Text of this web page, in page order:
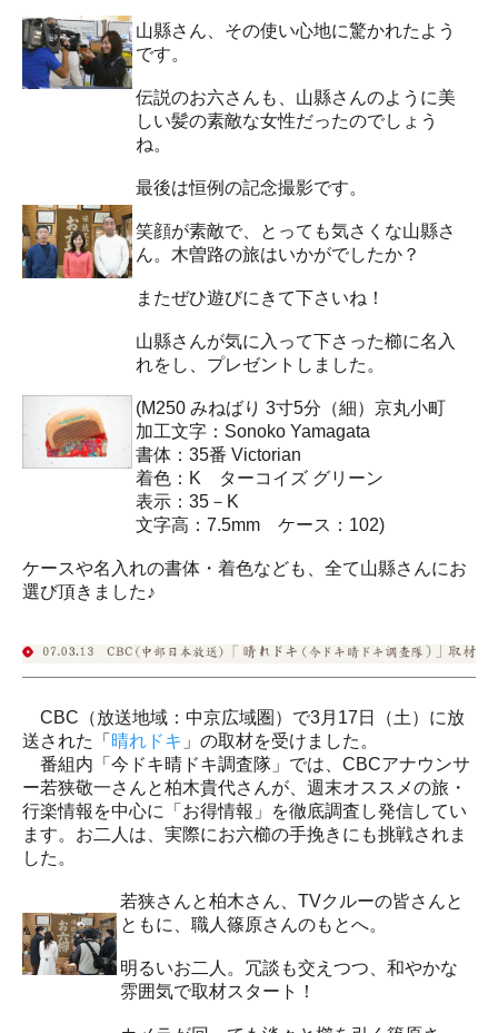
山縣さん、その使い心地に驚かれたよう
です。
伝説のお六さんも、山縣さんのように美
しい髪の素敵な女性だったのでしょう
ね。
最後は恒例の記念撮影です。
笑顔が素敵で、とっても気さくな山縣さ
ん。木曽路の旅はいかがでしたか？
またぜひ遊びにきて下さいね！
山縣さんが気に入って下さった櫛に名入
れをし、プレゼントしました。
(M250 みねばり 3寸5分（細）京丸小町
加工文字：Sonoko Yamagata
書体：35番 Victorian
着色：K ターコイズ グリーン
表示：35－K
文字高：7.5mm ケース：102)
ケースや名入れの書体・着色なども、全て山縣さんにお
選び頂きました♪
CBC（放送地域：中京広域圏）で3月17日（土）に放
送された「 晴れドキ 」の取材を受けました。
番組内「今ドキ晴ドキ調査隊」では、CBCアナウンサ
ー若狭敬一さんと柏木貴代さんが、週末オススメの旅・
行楽情報を中心に「お得情報」を徹底調査し発信してい
ます。お二人は、実際にお六櫛の手挽きにも挑戦されま
した。
若狭さんと柏木さん、TVクルーの皆さんと
ともに、職人篠原さんのもとへ。
明るいお二人。冗談も交えつつ、和やかな
雰囲気で取材スタート！